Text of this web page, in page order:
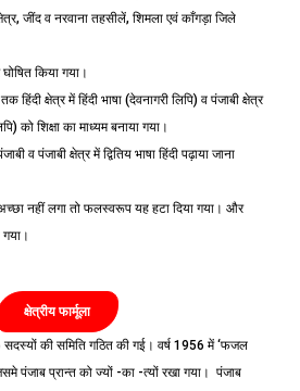
जींद व नरवाना तहसीलें, शिमला एवं काँगड़ा जिले
घोषित किया गया।
हिंदी क्षेत्र में हिंदी भाषा (देवनागरी लिपि) व पंजाबी क्षेत्र
को शिक्षा का माध्यम बनाया गया।
व पंजाबी क्षेत्र में द्वितिय भाषा हिंदी पढ़ाया जाना
नहीं लगा तो फलस्वरूप यह हटा दिया गया। और
गया।
क्षेत्रीय फार्मूला
की समिति गठित की गई। वर्ष 1956 में ‘फजल
पंजाब प्रान्त को ज्यों -का -त्यों रखा गया। पंजाब